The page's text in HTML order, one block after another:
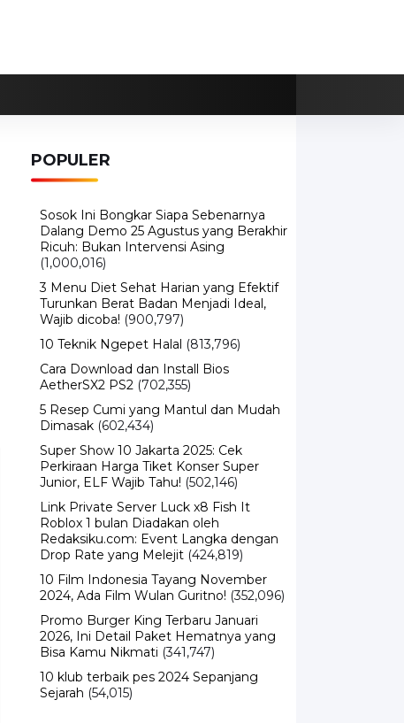
POPULER
Sosok Ini Bongkar Siapa Sebenarnya
Dalang Demo 25 Agustus yang Berakhir
Ricuh: Bukan Intervensi Asing
(1,000,016)
3 Menu Diet Sehat Harian yang Efektif
Turunkan Berat Badan Menjadi Ideal,
Wajib dicoba! (900,797)
10 Teknik Ngepet Halal (813,796)
Cara Download dan Install Bios
AetherSX2 PS2 (702,355)
5 Resep Cumi yang Mantul dan Mudah
Dimasak (602,434)
Super Show 10 Jakarta 2025: Cek
Perkiraan Harga Tiket Konser Super
Junior, ELF Wajib Tahu! (502,146)
Link Private Server Luck x8 Fish It
Roblox 1 bulan Diadakan oleh
Redaksiku.com: Event Langka dengan
Drop Rate yang Melejit (424,819)
10 Film Indonesia Tayang November
2024, Ada Film Wulan Guritno! (352,096)
Promo Burger King Terbaru Januari
2026, Ini Detail Paket Hematnya yang
Bisa Kamu Nikmati (341,747)
10 klub terbaik pes 2024 Sepanjang
Sejarah (54,015)